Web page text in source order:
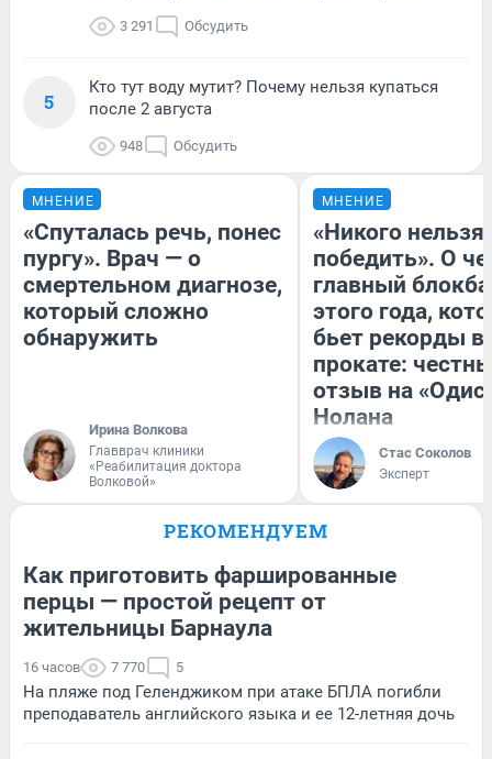
3 291 Обсудить
5
Кто тут воду мутит? Почему нельзя купаться
после 2 августа
948 Обсудить
МНЕНИЕ
«Спуталась речь, понес
пургу». Врач — о
смертельном диагнозе,
который сложно
обнаружить
Ирина Волкова
Главврач клиники
«Реабилитация доктора
Волковой»
МНЕНИЕ
«Никого нельзя
победить». О
главный
этого года,
бьет рекорды в
прокате:
отзыв на
Нолана
Стас Соколов
Эксперт
РЕКОМЕНДУЕМ
Как приготовить фаршированные
перцы — простой рецепт от
жительницы Барнаула
16 часов 7 770 5
На пляже под Геленджиком при атаке БПЛА погибли
преподаватель английского языка и ее 12-летняя дочь